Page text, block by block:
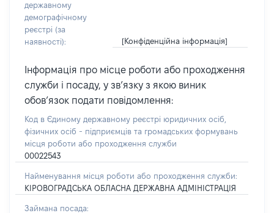
державному
демографічному
реєстрі (за
наявності):
[Конфіденційна інформація]
Інформація про місце роботи або проходження
служби і посаду, у зв’язку з якою виник
обов’язок подати повідомлення:
Код в Єдиному державному реєстрі юридичних осіб,
фізичних осіб - підприємців та громадських формувань
місця роботи або проходження служби
00022543
Найменування місця роботи або проходження служби:
КІРОВОГРАДСЬКА ОБЛАСНА ДЕРЖАВНА АДМІНІСТРАЦІЯ
Займана посада: